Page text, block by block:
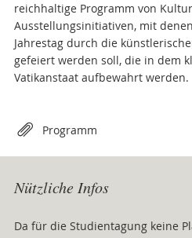
reichhaltige Programm von
Ausstellungsinitiativen, mit
Jahrestag durch die
gefeiert werden soll, die in dem
Vatikanstaat aufbewahrt werden.
Attachments
Programm
Nützliche Infos
Da für die Studientagung keine